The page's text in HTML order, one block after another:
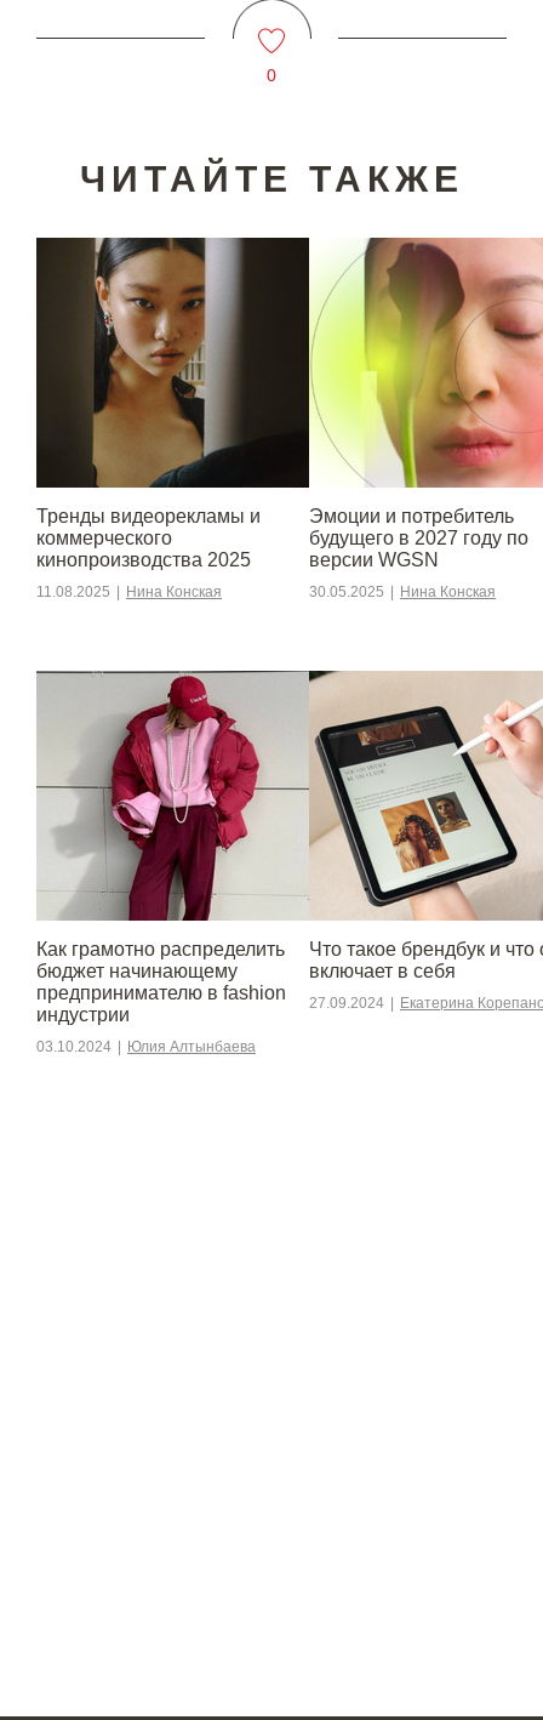
0
ЧИТАЙТЕ ТАКЖЕ
Тренды видеорекламы и
коммерческого
кинопроизводства 2025
11.08.2025 | Нина Конская
Эмоции и потребитель
будущего в 2027 году по
версии WGSN
30.05.2025 | Нина Конская
Как грамотно распределить
бюджет начинающему
предпринимателю в fashion
индустрии
03.10.2024 | Юлия Алтынбаева
Что такое брендбук и что
включает в себя
27.09.2024 | Екатерина